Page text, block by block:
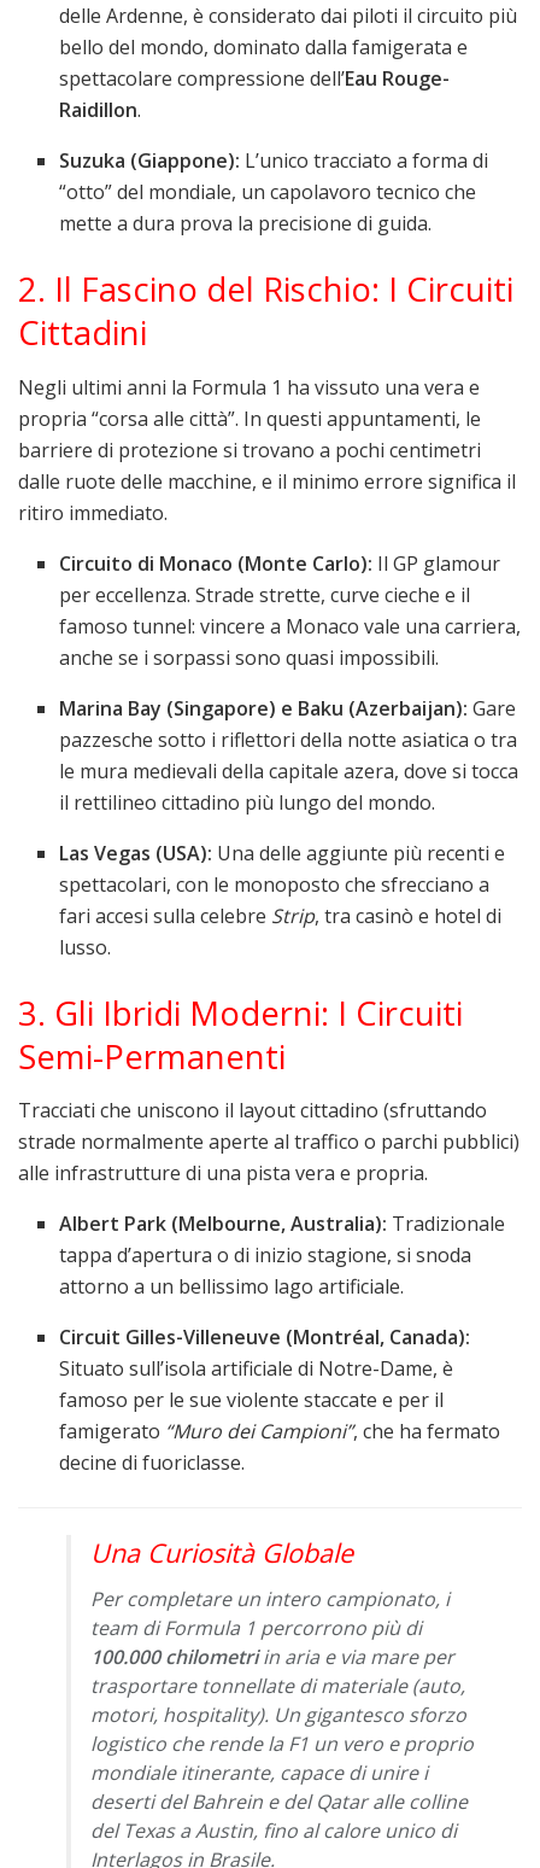
delle Ardenne, è considerato dai piloti il circuito più
bello del mondo, dominato dalla famigerata e
spettacolare compressione dell’Eau Rouge-
Raidillon.
Suzuka (Giappone): L’unico tracciato a forma di
“otto” del mondiale, un capolavoro tecnico che
mette a dura prova la precisione di guida.
2. Il Fascino del Rischio: I Circuiti
Cittadini
Negli ultimi anni la Formula 1 ha vissuto una vera e
propria “corsa alle città”. In questi appuntamenti, le
barriere di protezione si trovano a pochi centimetri
dalle ruote delle macchine, e il minimo errore significa il
ritiro immediato.
Circuito di Monaco (Monte Carlo): Il GP glamour
per eccellenza. Strade strette, curve cieche e il
famoso tunnel: vincere a Monaco vale una carriera,
anche se i sorpassi sono quasi impossibili.
Marina Bay (Singapore) e Baku (Azerbaijan): Gare
pazzesche sotto i riflettori della notte asiatica o tra
le mura medievali della capitale azera, dove si tocca
il rettilineo cittadino più lungo del mondo.
Las Vegas (USA): Una delle aggiunte più recenti e
spettacolari, con le monoposto che sfrecciano a
fari accesi sulla celebre Strip, tra casinò e hotel di
lusso.
3. Gli Ibridi Moderni: I Circuiti
Semi-Permanenti
Tracciati che uniscono il layout cittadino (sfruttando
strade normalmente aperte al traffico o parchi pubblici)
alle infrastrutture di una pista vera e propria.
Albert Park (Melbourne, Australia): Tradizionale
tappa d’apertura o di inizio stagione, si snoda
attorno a un bellissimo lago artificiale.
Circuit Gilles-Villeneuve (Montréal, Canada):
Situato sull’isola artificiale di Notre-Dame, è
famoso per le sue violente staccate e per il
famigerato “Muro dei Campioni”, che ha fermato
decine di fuoriclasse.
Una Curiosità Globale
Per completare un intero campionato, i
team di Formula 1 percorrono più di
100.000 chilometriin aria e via mare per
trasportare tonnellate di materiale (auto,
motori, hospitality). Un gigantesco sforzo
logistico che rende la F1 un vero e proprio
mondiale itinerante, capace di unire i
deserti del Bahrein e del Qatar alle colline
del Texas a Austin, fino al calore unico di
Interlagos in Brasile.